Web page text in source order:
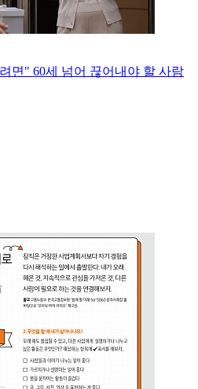
면" 60세 넘어 끊어내야 할 사람